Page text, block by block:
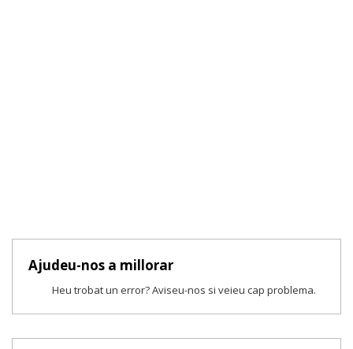
Ajudeu-nos a millorar
Heu trobat un error? Aviseu-nos si veieu cap problema.